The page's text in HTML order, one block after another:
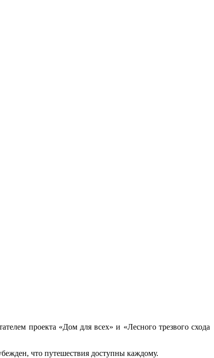
проекта «Дом для всех» и «Лесного трезвого схода
что путешествия доступны каждому.